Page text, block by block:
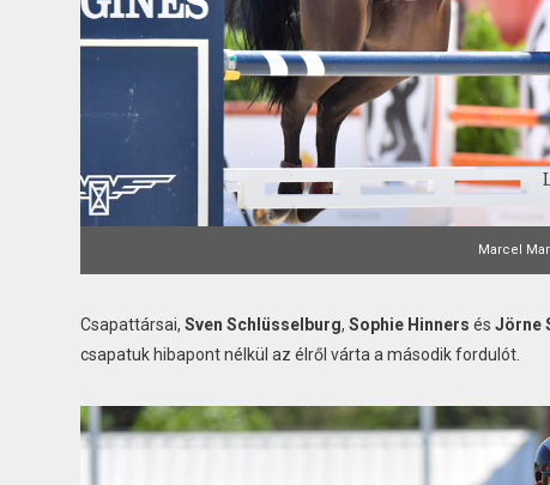
Marcel
Csapattársai, Sven Schlüsselburg, Sophie Hinners és Jörne
csapatuk hibapont nélkül az élről várta a második fordulót.